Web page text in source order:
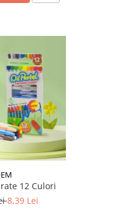
12 Culori
8,39 Lei